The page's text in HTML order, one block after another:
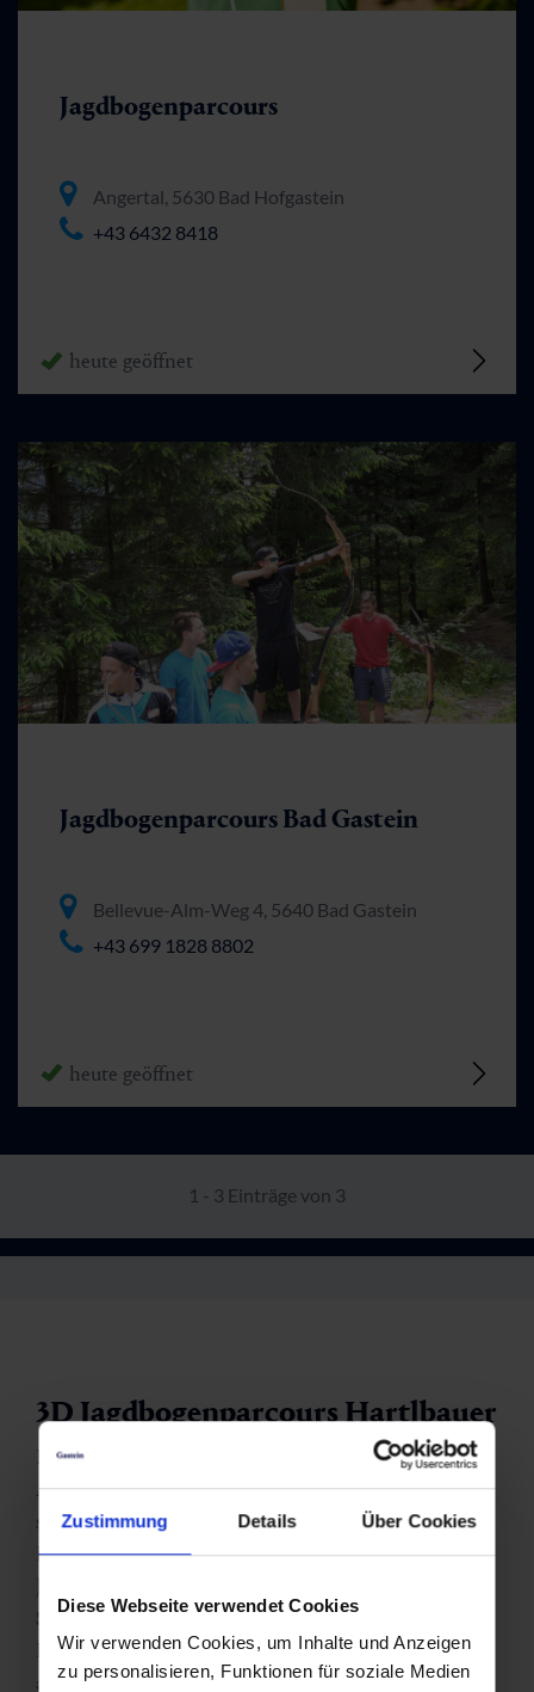
Zustimmung Details Über Cookies
Diese Webseite verwendet Cookies
Wir verwenden Cookies, um Inhalte und Anzeigen
zu personalisieren, Funktionen für soziale Medien
Jagdbogenparcours
Angertal, 5630 Bad Hofgastein
+43 6432 8418
heute geöffnet
Jagdbogenparcours Bad Gastein
Bellevue-Alm-Weg 4, 5640 Bad Gastein
+43 699 1828 8802
heute geöffnet
1 - 3 Einträge von 3
3D Jagdbogenparcours Hartlbauer
Der Hartlbauer-Parcours liegt direkt hinter dem
Appartementhaus der Familie Meikl und bietet ein
sportlich anspruchsvolles Erlebnis in idyllischer
Berglandschaft. Auf Erwachsene und Kinder ab neun
Jahren warten
Schussdistanzen zwischen 8 und 40 Metern
Praktisches Extra: Die Ausrüstung kann vor Ort
ausgeliehen werden.